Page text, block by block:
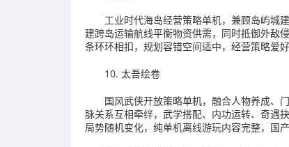
工业时代海岛经营策略单机，兼顾岛屿城
建跨岛运输航线平衡物资供需，同时抵御外敌
条环环相扣，规划容错空间适中，经营策略爱好
10. 太吾绘卷
国风武侠开放策略单机，融合人物养成、
脉关系互相牵绊，武学搭配、内功运转、奇遇
局势随机变化，纯单机离线游玩内容完整，国